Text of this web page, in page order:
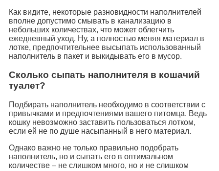
Как видите, некоторые разновидности наполнителей
вполне допустимо смывать в канализацию в
небольших количествах, что может облегчить
ежедневный уход. Ну, а полностью меняя материал в
лотке, предпочтительнее высыпать использованный
наполнитель в пакет и выкидывать его в мусор.
Сколько сыпать наполнителя в кошачий
туалет?
Подбирать наполнитель необходимо в соответствии с
привычками и предпочтениями вашего питомца. Ведь
кошку невозможно заставить пользоваться лотком,
если ей не по душе насыпанный в него материал.
Однако важно не только правильно подобрать
наполнитель, но и сыпать его в оптимальном
количестве – не слишком много, но и не слишком